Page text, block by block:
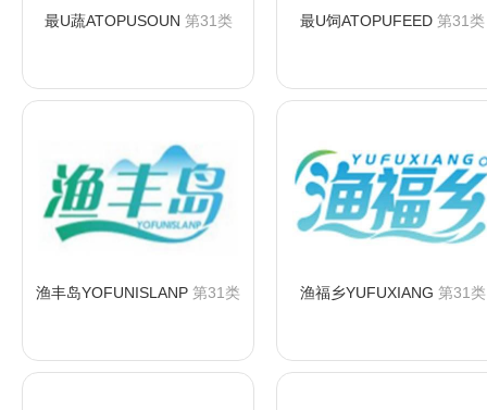
最U蔬ATOPUSOUN 第31类 最U饲ATOPUFEED 第31类
渔丰岛YOFUNISLANP 第31类 渔福乡YUFUXIANG 第31类